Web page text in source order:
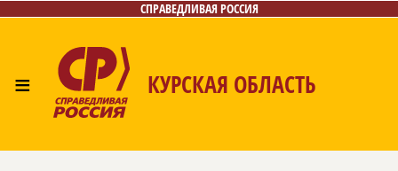
СПРАВЕДЛИВАЯ РОССИЯ
≡ КУРСКАЯ ОБЛАСТЬ